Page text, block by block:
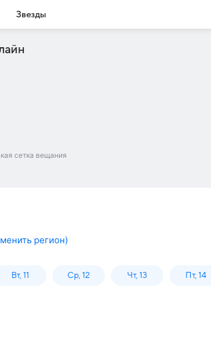
Звезды
сетка вещания
регион)
Вт, 11 Ср, 12 Чт, 13 Пт, 14